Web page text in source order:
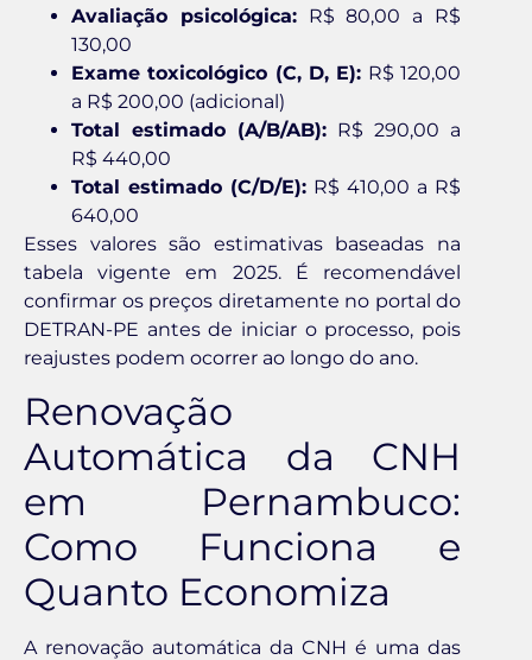
Avaliação psicológica:R$ 80,00 a R$
130,00
Exame toxicológico (C, D, E): R$ 120,00
a R$ 200,00 (adicional)
Total estimado (A/B/AB): R$ 290,00 a
R$ 440,00
Total estimado (C/D/E): R$ 410,00 a R$
640,00
Esses valores são estimativas baseadas na
tabela vigente em 2025. É recomendável
confirmar os preços diretamente no portal do
DETRAN-PE antes de iniciar o processo, pois
reajustes podem ocorrer ao longo do ano.
Renovação
Automática da CNH
em Pernambuco:
Como Funciona e
Quanto Economiza
A renovação automática da CNH é uma das